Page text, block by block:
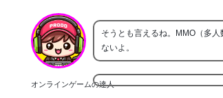
オンラインゲームの達人
そうとも言えるね。MMO（多
ないよ。